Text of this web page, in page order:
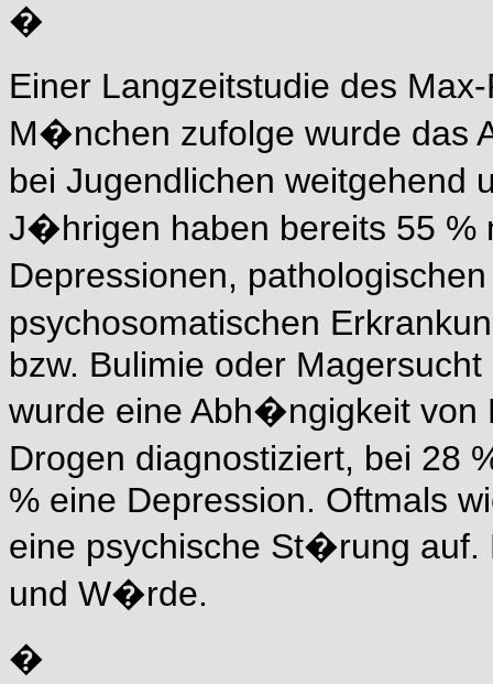
�
Einer Langzeitstudie des
M�nchen zufolge wurde das
bei Jugendlichen
J�hrigen haben bereits 55 %
Depressionen,
psychosomatischen
bzw. Bulimie oder
wurde eine Abh�ngigkeit von
Drogen diagnostiziert, bei 28
% eine Depression. Oftmals
eine psychische St�rung auf.
und W�rde.
�